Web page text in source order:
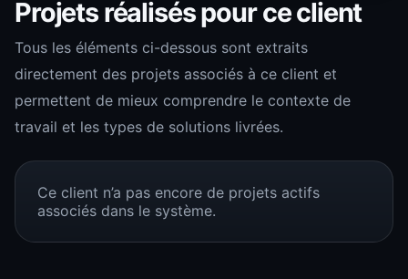
Projets réalisés pour ce client
Tous les éléments ci-dessous sont extraits
directement des projets associés à ce client et
permettent de mieux comprendre le contexte de
travail et les types de solutions livrées.
Ce client n’a pas encore de projets actifs
associés dans le système.